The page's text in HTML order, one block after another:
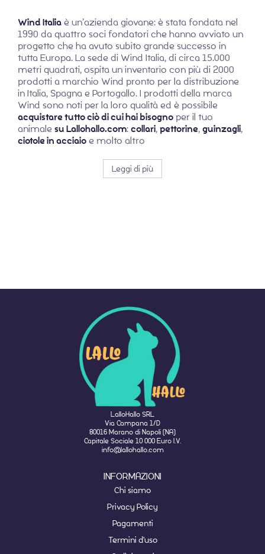
Wind Italiaè un’azienda giovane: è stata fondata nel
1990 da quattro soci fondatori che hanno avviato un
progetto che ha avuto subito grande successo in
tutta Europa. La sede di Wind Italia, di circa 15.000
metri quadrati, ospita un inventario con più di 2000
prodotti a marchio Wind pronto per la distribuzione
in Italia, Spagna e Portogallo. I prodotti della marca
Wind sono noti per la loro qualità ed è possibile
acquistare tutto ciò di cui hai bisognoper il tuo
animale suLallohallo.com:collari,pettorine,guinzagli,
ciotole in acciaioe molto altro
Leggi di più
LalloHallo SRL
Via Campana 1/D
80016 Marano di Napoli (NA)
Capitale Sociale 10 000 Euro I.V.
info@lallohallo.com
INFORMAZIONI
Chi siamo
Privacy Policy
Pagamenti
Termini d'uso